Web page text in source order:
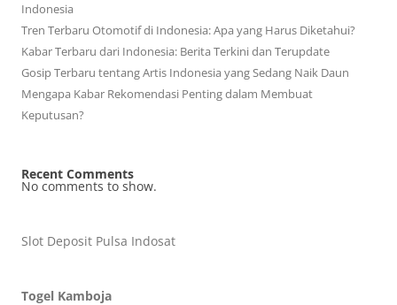
Indonesia
Tren Terbaru Otomotif di Indonesia: Apa yang Harus Diketahui?
Kabar Terbaru dari Indonesia: Berita Terkini dan Terupdate
Gosip Terbaru tentang Artis Indonesia yang Sedang Naik Daun
Mengapa Kabar Rekomendasi Penting dalam Membuat
Keputusan?
Recent Comments
No comments to show.
Slot Deposit Pulsa Indosat
Togel Kamboja